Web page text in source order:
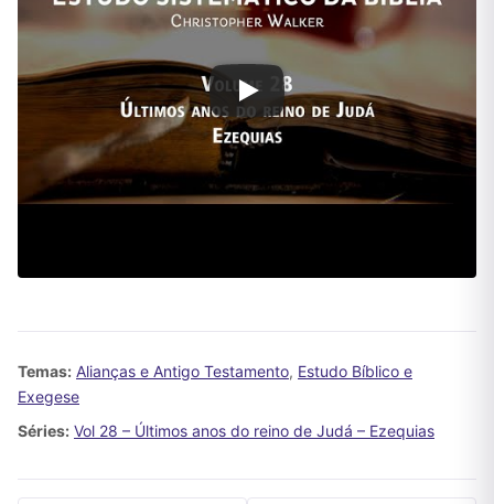
Temas: Alianças e Antigo Testamento, Estudo Bíblico e
Exegese
Séries: Vol 28 – Últimos anos do reino de Judá – Ezequias